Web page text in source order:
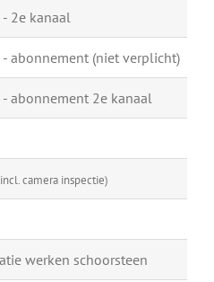
2e kanaal
abonnement (niet verplicht)
abonnement 2e kanaal
camera inspectie)
werken schoorsteen